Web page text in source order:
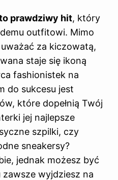
prawdziwy hit, który
outfitowi. Mimo
za kiczowatą,
staje się ikoną
fashionistek na
do sukcesu jest
które dopełnią Twój
jej najlepsze
szpilki, czy
sneakersy?
jednak możesz być
wyjdziesz na